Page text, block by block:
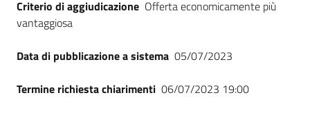
Criterio di aggiudicazione Offerta economicamente più
vantaggiosa
Data di pubblicazione a sistema 05/07/2023
Termine richiesta chiarimenti 06/07/2023 19:00